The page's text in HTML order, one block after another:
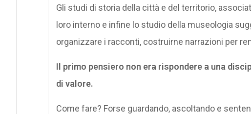
Gli studi di storia della città e del territorio,
loro interno e infine lo studio della museologia
organizzare i racconti, costruirne narrazioni per
Il primo pensiero non era rispondere a una
di valore.
Come fare? Forse guardando, ascoltando e